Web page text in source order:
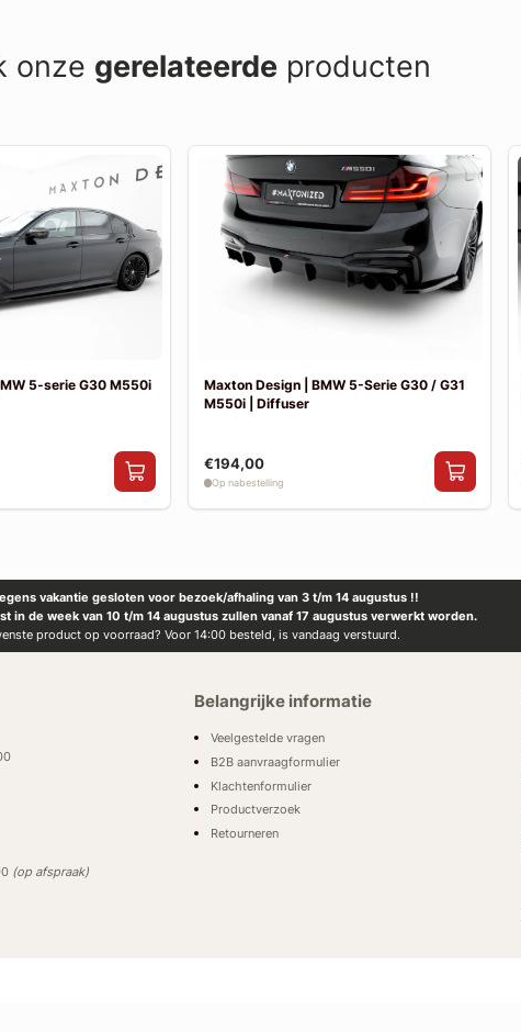
onze gerelateerde producten
5-serie G30 M550i
Maxton Design | BMW 5-Serie G30 / G31
M550i | Diffuser
€194,00
Op nabestelling
vakantie gesloten voor bezoek/afhaling van 3 t/m 14 augustus !!
in de week van 10 t/m 14 augustus zullen vanaf 17 augustus verwerkt worden.
product op voorraad? Voor 14:00 besteld, is vandaag verstuurd.
(op afspraak)
Belangrijke informatie
Veelgestelde vragen
B2B aanvraagformulier
Klachtenformulier
Productverzoek
Retourneren